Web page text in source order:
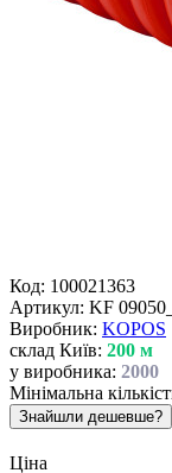
Код: 100021363
Артикул: KF
Виробник: KOPOS
склад Київ: 200 м
у виробника: 2000
Мінімальна
Знайшли дешевше?
Ціна